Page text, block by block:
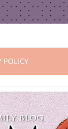
POLICY